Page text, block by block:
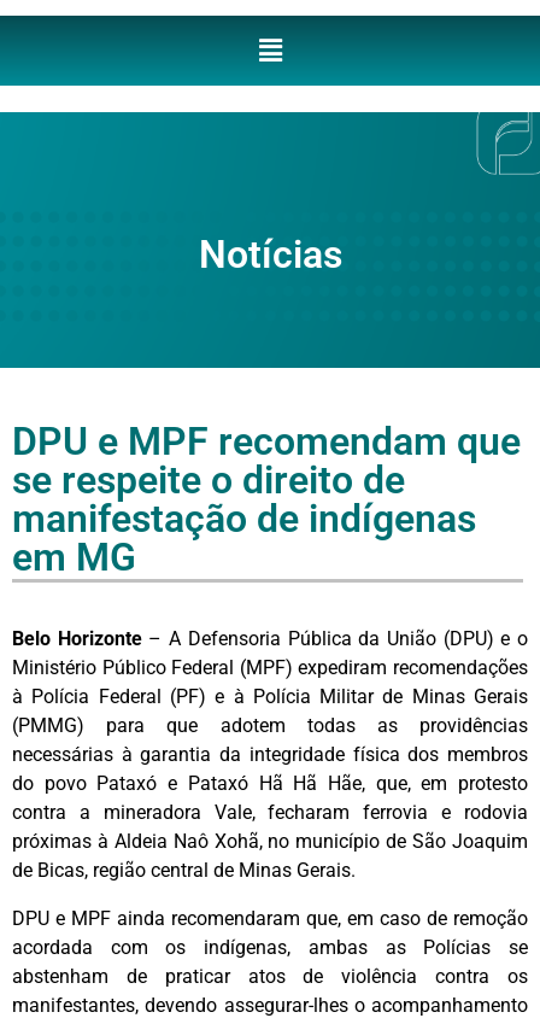
Notícias
DPU e MPF recomendam que
se respeite o direito de
manifestação de indígenas
em MG
Belo Horizonte– A Defensoria Pública da União (DPU) e o
Ministério Público Federal (MPF) expediram recomendações
à Polícia Federal (PF) e à Polícia Militar de Minas Gerais
(PMMG) para que adotem todas as providências
necessárias à garantia da integridade física dos membros
do povo Pataxó e Pataxó Hã Hã Hãe, que, em protesto
contra a mineradora Vale, fecharam ferrovia e rodovia
próximas à Aldeia Naô Xohã, no município de São Joaquim
de Bicas, região central de Minas Gerais.
DPU e MPF ainda recomendaram que, em caso de remoção
acordada com os indígenas, ambas as Polícias se
abstenham de praticar atos de violência contra os
manifestantes, devendo assegurar-lhes o acompanhamento